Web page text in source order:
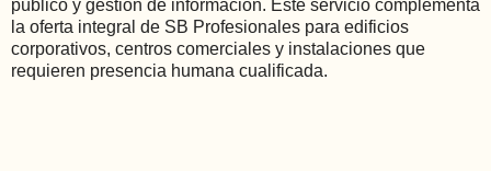
público y gestión de información. Este servicio complementa
la oferta integral de SB Profesionales para edificios
corporativos, centros comerciales y instalaciones que
requieren presencia humana cualificada.